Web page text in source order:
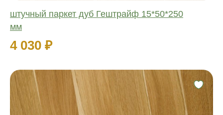
штучный паркет дуб Гештрайф 15*50*250
мм
4 030 ₽
Фаска:
Соединение: